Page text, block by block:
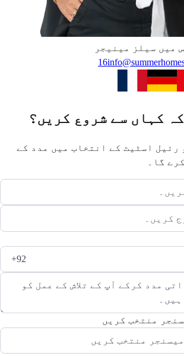
میں سیلز مینیجر
کہاں سے شروع کریں؟
رئیل اسٹیٹ کے انتخاب میں مدد کے
گا۔
منتخب کریں